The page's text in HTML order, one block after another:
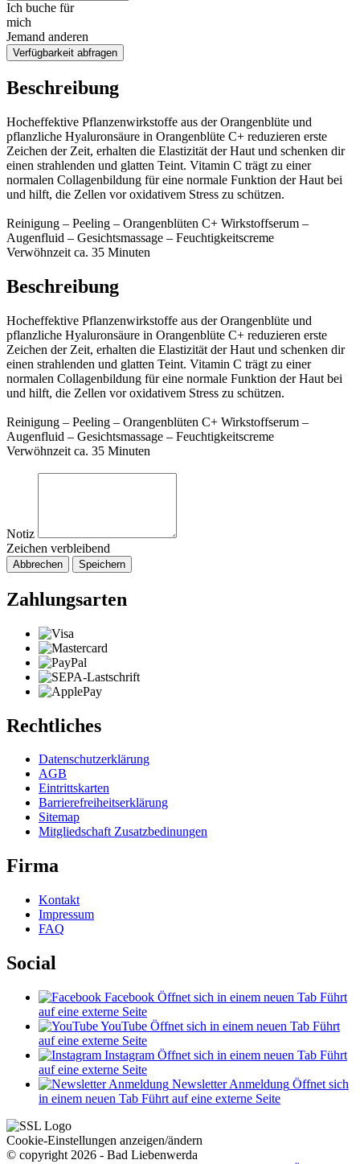
Ich buche für
mich
Jemand anderen
Verfügbarkeit abfragen
Beschreibung
Hocheffektive Pflanzenwirkstoffe aus der Orangenblüte und
pflanzliche Hyaluronsäure in Orangenblüte C+ reduzieren erste
Zeichen der Zeit, erhalten die Elastizität der Haut und schenken dir
einen strahlenden und glatten Teint. Vitamin C trägt zu einer
normalen Collagenbildung für eine normale Funktion der Haut bei
und hilft, die Zellen vor oxidativem Stress zu schützen.
Reinigung – Peeling – Orangenblüten C+ Wirkstoffserum –
Augenfluid – Gesichtsmassage – Feuchtigkeitscreme
Verwöhnzeit ca. 35 Minuten
Beschreibung
Hocheffektive Pflanzenwirkstoffe aus der Orangenblüte und
pflanzliche Hyaluronsäure in Orangenblüte C+ reduzieren erste
Zeichen der Zeit, erhalten die Elastizität der Haut und schenken dir
einen strahlenden und glatten Teint. Vitamin C trägt zu einer
normalen Collagenbildung für eine normale Funktion der Haut bei
und hilft, die Zellen vor oxidativem Stress zu schützen.
Reinigung – Peeling – Orangenblüten C+ Wirkstoffserum –
Augenfluid – Gesichtsmassage – Feuchtigkeitscreme
Verwöhnzeit ca. 35 Minuten
Notiz
Zeichen verbleibend
Abbrechen Speichern
Zahlungsarten
Rechtliches
Datenschutzerklärung
AGB
Eintrittskarten
Barrierefreiheitserklärung
Sitemap
Mitgliedschaft Zusatzbedinungen
Firma
Kontakt
Impressum
FAQ
Social
Facebook Öffnet sich in einem neuen Tab Führt
auf eine externe Seite
YouTube Öffnet sich in einem neuen Tab Führt
auf eine externe Seite
Instagram Öffnet sich in einem neuen Tab Führt
auf eine externe Seite
Newsletter Anmeldung Öffnet sich
in einem neuen Tab Führt auf eine externe Seite
Cookie-Einstellungen anzeigen/ändern
© copyright 2026 - Bad Liebenwerda